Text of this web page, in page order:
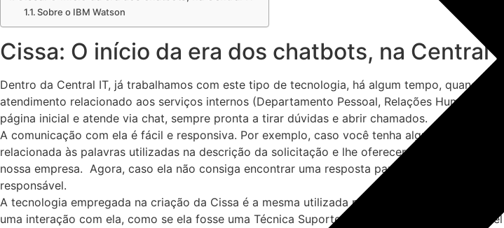
Sobre o IBM Watson
Cissa: O início da era dos chatbots, na Central IT
Dentro da Central IT, já trabalhamos com este tipo de tecnologia, há algum tempo, quando
atendimento relacionado aos serviços internos (Departamento Pessoal, Relações Humanas,
página inicial e atende via chat, sempre pronta a tirar dúvidas e abrir chamados.
A comunicação com ela é fácil e responsiva. Por exemplo, caso você tenha alguma dúvida
relacionada às palavras utilizadas na descrição da solicitação e lhe oferecerá algumas
nossa empresa. Agora, caso ela não consiga encontrar uma resposta para a sua dúvida,
responsável.
A tecnologia empregada na criação da Cissa é a mesma utilizada pela IBM em seu
uma interação com ela, como se ela fosse uma Técnica Suporte real, com linguagem